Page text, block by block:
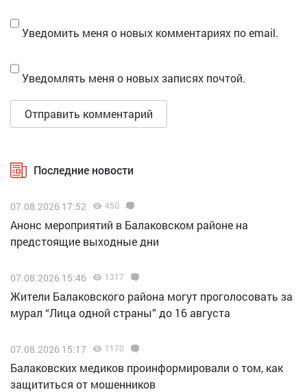
Уведомить меня о новых комментариях по email.
Уведомлять меня о новых записях почтой.
Последние новости
07.08.2026 17:52 450
Анонс мероприятий в Балаковском районе на
предстоящие выходные дни
07.08.2026 15:46 1317
Жители Балаковского района могут проголосовать за
мурал “Лица одной страны” до 16 августа
07.08.2026 15:17 1170
Балаковских медиков проинформировали о том, как
защититься от мошенников